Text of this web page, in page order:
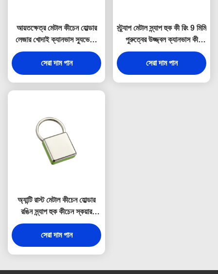
আয়তক্ষেত্র মেটাল কীচেন হোল্ডার
লেজার খোদাই ক্যানভাস স্যুভেনির
উপহার
সেরা দাম পান
স্ট্র্যাপ মেটাল স্ন্যাপ হুক কী রিং 9 মিমি
পুরুত্বের উজ্জ্বল ক্যানভাস কী
হোল্ডার স্যুভেনির
সেরা দাম পান
অ্যান্টি রাস্ট মেটাল কীচেন হোল্ডার
রঙিন স্ন্যাপ হুক কীচেন স্কয়ার
প্লাস্টিক
সেরা দাম পান